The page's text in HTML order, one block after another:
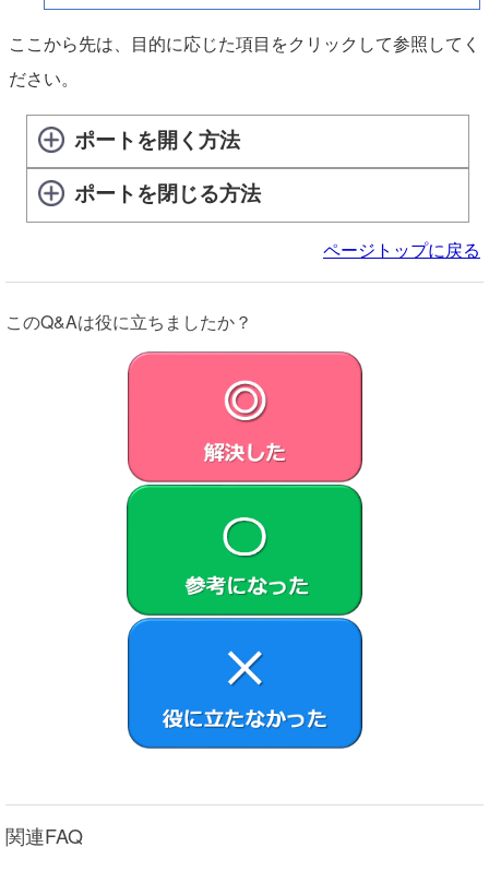
ここから先は、目的に応じた項目をクリックして参照してく
ださい。
ポートを開く方法
ポートを閉じる方法
ページトップに戻る
このQ&Aは役に立ちましたか？
関連FAQ